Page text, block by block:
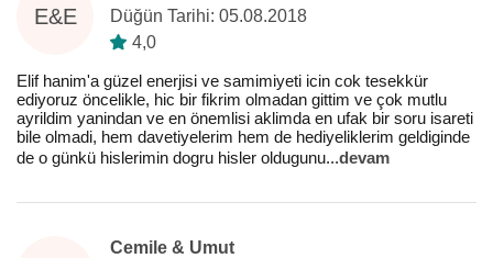
E&E
Düğün Tarihi: 05.08.2018
4,0
Elif hanim'a güzel enerjisi ve samimiyeti icin cok tesekkür
ediyoruz öncelikle, hic bir fikrim olmadan gittim ve çok mutlu
ayrildim yanindan ve en önemlisi aklimda en ufak bir soru isareti
bile olmadi, hem davetiyelerim hem de hediyeliklerim geldiginde
de o günkü hislerimin dogru hisler oldugunu...devam
Cemile & Umut